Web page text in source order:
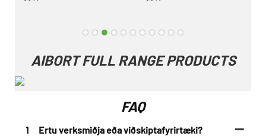
AIBORT FULL RANGE PRODUCTS
FAQ
1 Ertu verksmiðja eða viðskiptafyrirtæki?